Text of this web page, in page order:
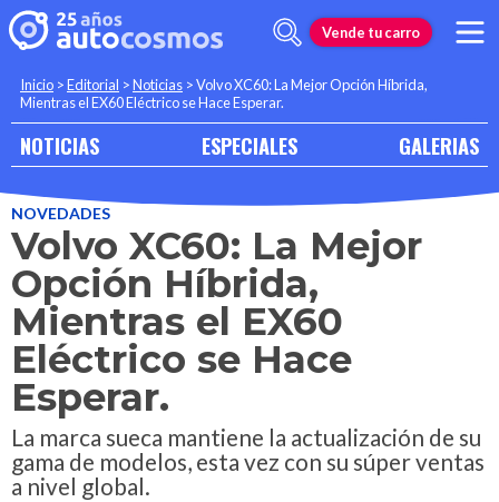
Vende tu carro
Inicio >Editorial >Noticias >Volvo XC60: La Mejor Opción Híbrida,
Mientras el EX60 Eléctrico se Hace Esperar.
NOTICIAS ESPECIALES GALERIAS
NOVEDADES
Volvo XC60: La Mejor
Opción Híbrida,
Mientras el EX60
Eléctrico se Hace
Esperar.
La marca sueca mantiene la actualización de su
gama de modelos, esta vez con su súper ventas
a nivel global.